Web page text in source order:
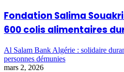
Fondation Salima
600 colis alimentaires
Al Salam Bank Algérie : solidaire
personnes démunies
mars 2, 2026